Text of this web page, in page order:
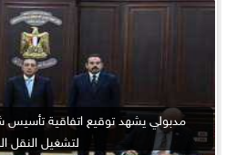
مدبولي يشهد توقيع اتفاقية
لتشغيل النقل